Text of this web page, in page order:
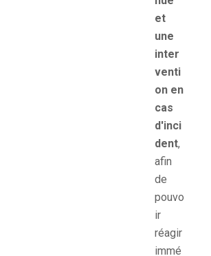
et
une
inter
venti
on en
cas
d'inci
dent,
afin
de
pouvo
ir
réagir
immé